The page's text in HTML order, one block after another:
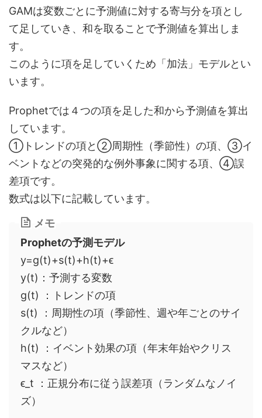
GAMは変数ごとに予測値に対する寄与分を項とし
て足していき、和を取ることで予測値を算出しま
す。
このように項を足していくため「加法」モデルとい
います。
Prophetでは４つの項を足した和から予測値を算出
しています。
①トレンドの項と②周期性（季節性）の項、③イ
ベントなどの突発的な例外事象に関する項、④誤
差項です。
数式は以下に記載しています。
メモ
Prophetの予測モデル
y=g(t)+s(t)+h(t)+ϵ
y(t)：予測する変数
g(t) ：トレンドの項
s(t) ：周期性の項（季節性、週や年ごとのサイ
クルなど）
h(t) ：イベント効果の項（年末年始やクリス
マスなど）
ϵ_t ：正規分布に従う誤差項（ランダムなノイ
ズ）